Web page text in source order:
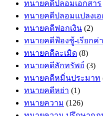
ทนายคดีปลอมเอกสาร
ทนายคดีปลอมแปลงเอ
ทนายคดีฟอกเงิน (2)
ทนายคดีฟ้องชู้-เรียกค่
ทนายคดีละเมิด (8)
ทนายคดีลักทรัพย์ (3)
ทนายคดีหมิ่นประมาท
ทนายคดีหย่า (1)
ทนายความ (126)